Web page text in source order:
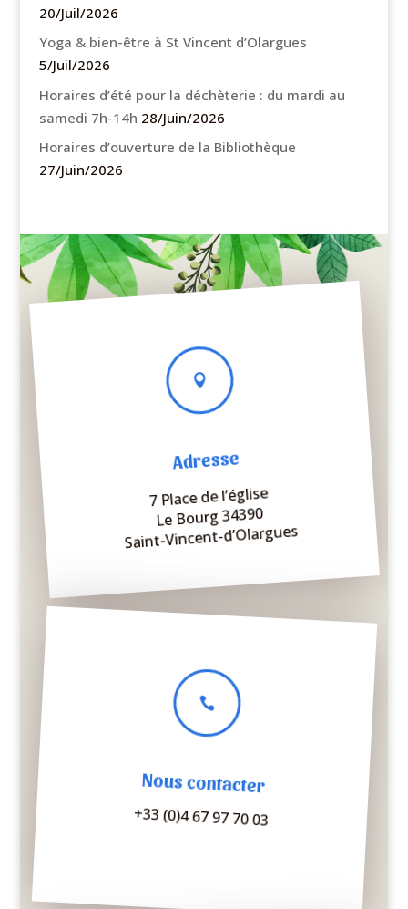
20/Juil/2026
Yoga & bien-être à St Vincent d’Olargues
5/Juil/2026
Horaires d’été pour la déchèterie : du mardi au
samedi 7h-14h 28/Juin/2026
Horaires d’ouverture de la Bibliothèque
27/Juin/2026

Adresse
7 Place de l’église
Le Bourg 34390
Saint-Vincent-d’Olargues

Nous contacter
+33 (0)4 67 97 70 03